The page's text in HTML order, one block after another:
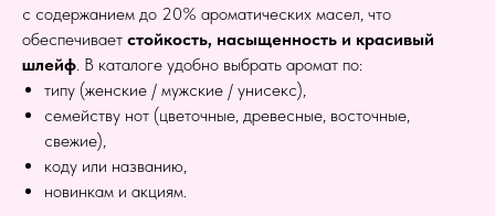
с содержанием до 20% ароматических масел, что
обеспечивает стойкость, насыщенность и красивый
шлейф. В каталоге удобно выбрать аромат по:
типу (женские / мужские / унисекс),
семейству нот (цветочные, древесные, восточные,
свежие),
коду или названию,
новинкам и акциям.